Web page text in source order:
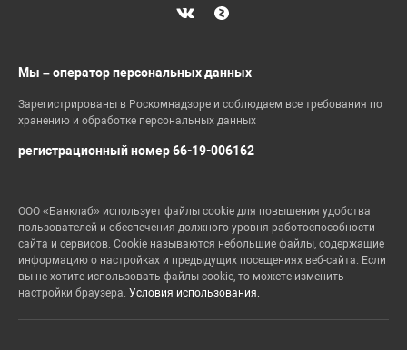
Мы – оператор персональных данных
Зарегистрированы в Роскомнадзоре и соблюдаем все требования по
хранению и обработке персональных данных
регистрационный номер 66-19-006162
ООО «Банклаб» использует файлы cookie для повышения удобства
пользователей и обеспечения должного уровня работоспособности
сайта и сервисов. Cookie называются небольшие файлы, содержащие
информацию о настройках и предыдущих посещениях веб-сайта. Если
вы не хотите использовать файлы cookie, то можете изменить
настройки браузера. Условия использования.